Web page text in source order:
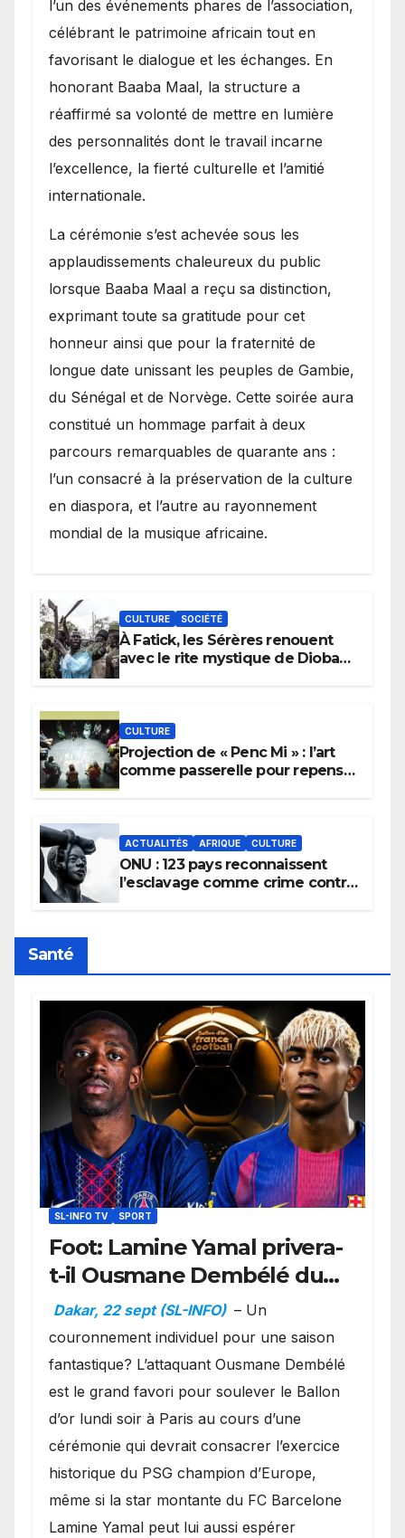
l’un des événements phares de l’association,
célébrant le patrimoine africain tout en
favorisant le dialogue et les échanges. En
honorant Baaba Maal, la structure a
réaffirmé sa volonté de mettre en lumière
des personnalités dont le travail incarne
l’excellence, la fierté culturelle et l’amitié
internationale.
​La cérémonie s’est achevée sous les
applaudissements chaleureux du public
lorsque Baaba Maal a reçu sa distinction,
exprimant toute sa gratitude pour cet
honneur ainsi que pour la fraternité de
longue date unissant les peuples de Gambie,
du Sénégal et de Norvège. Cette soirée aura
constitué un hommage parfait à deux
parcours remarquables de quarante ans :
l’un consacré à la préservation de la culture
en diaspora, et l’autre au rayonnement
mondial de la musique africaine.
CULTURE SOCIÉTÉ
À Fatick, les Sérères renouent
avec le rite mystique de Diobaye
CULTURE
Projection de « Penc Mi » : l’art
comme passerelle pour repenser
ACTUALITÉS AFRIQUE CULTURE
ONU : 123 pays reconnaissent
l’esclavage comme crime contre
Santé
SL-INFO TV SPORT
Foot: Lamine Yamal privera-
t-il Ousmane Dembélé du
Ballon d’or ?
Dakar, 22 sept (SL-INFO) – Un
couronnement individuel pour une saison
fantastique? L’attaquant Ousmane Dembélé
est le grand favori pour soulever le Ballon
d’or lundi soir à Paris au cours d’une
cérémonie qui devrait consacrer l’exercice
historique du PSG champion d’Europe,
même si la star montante du FC Barcelone
Lamine Yamal peut lui aussi espérer